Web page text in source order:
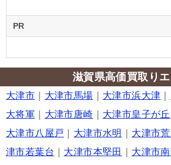
PR
滋賀県高価買取り
大津市 大津市馬場 大津市浜大津
大将軍
大津市唐崎 大津市皇子が丘
大津市八屋戸
大津市水明 大津市荒
津市若葉台
大津市本堅田 大津市